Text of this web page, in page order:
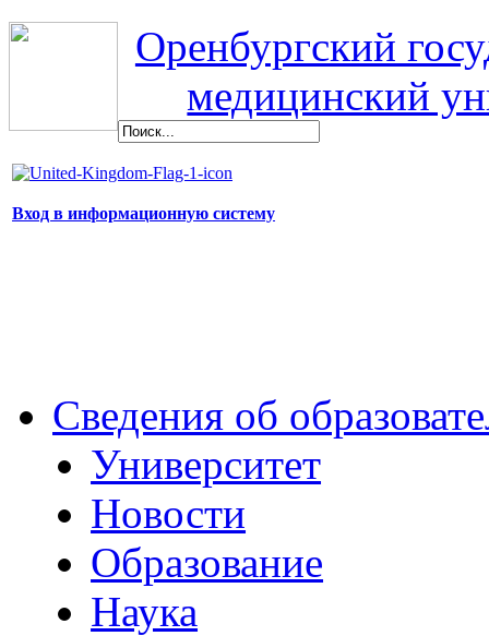
Оренбургский
медицинский
Вход в информационную систему
Сведения об
Университет
Новости
Образование
Наука